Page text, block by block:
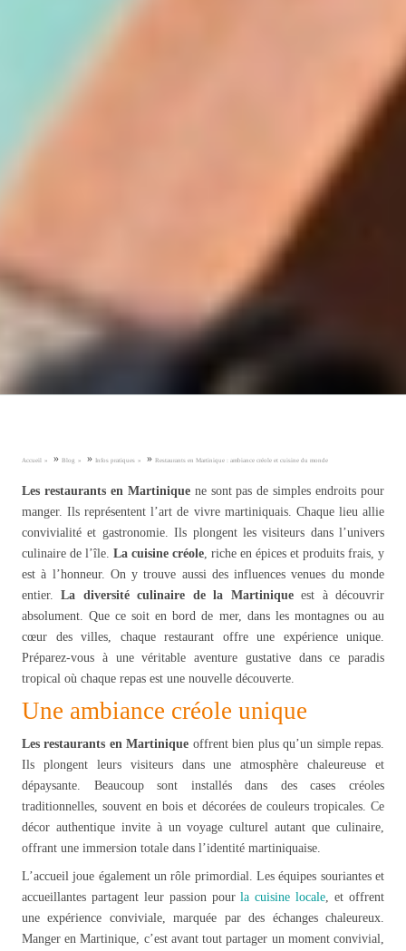
Accueil » Blog » Infos pratiques » Restaurants en Martinique : ambiance créole et cuisine du monde
Les restaurants en Martiniquene sont pas de simples endroits pour
manger. Ils représentent l’art de vivre martiniquais. Chaque lieu allie
convivialité et gastronomie. Ils plongent les visiteurs dans l’univers
culinaire de l’île. La cuisine créole , riche en épices et produits frais, y
est à l’honneur. On y trouve aussi des influences venues du monde
entier.La diversité culinaire de la Martiniqueest à découvrir
absolument. Que ce soit en bord de mer, dans les montagnes ou au
cœur des villes, chaque restaurant offre une expérience unique.
Préparez-vous à une véritable aventure gustative dans ce paradis
tropical où chaque repas est une nouvelle découverte.
Une ambiance créole unique
Les restaurants en Martinique offrent bien plus qu’un simple repas.
Ils plongent leurs visiteurs dans une atmosphère chaleureuse et
dépaysante. Beaucoup sont installés dans des cases créoles
traditionnelles, souvent en bois et décorées de couleurs tropicales. Ce
décor authentique invite à un voyage culturel autant que culinaire,
offrant une immersion totale dans l’identité martiniquaise.
L’accueil joue également un rôle primordial. Les équipes souriantes et
accueillantes partagent leur passion pourla cuisine locale , et offrent
une expérience conviviale, marquée par des échanges chaleureux.
Manger en Martinique, c’est avant tout partager un moment convivial,